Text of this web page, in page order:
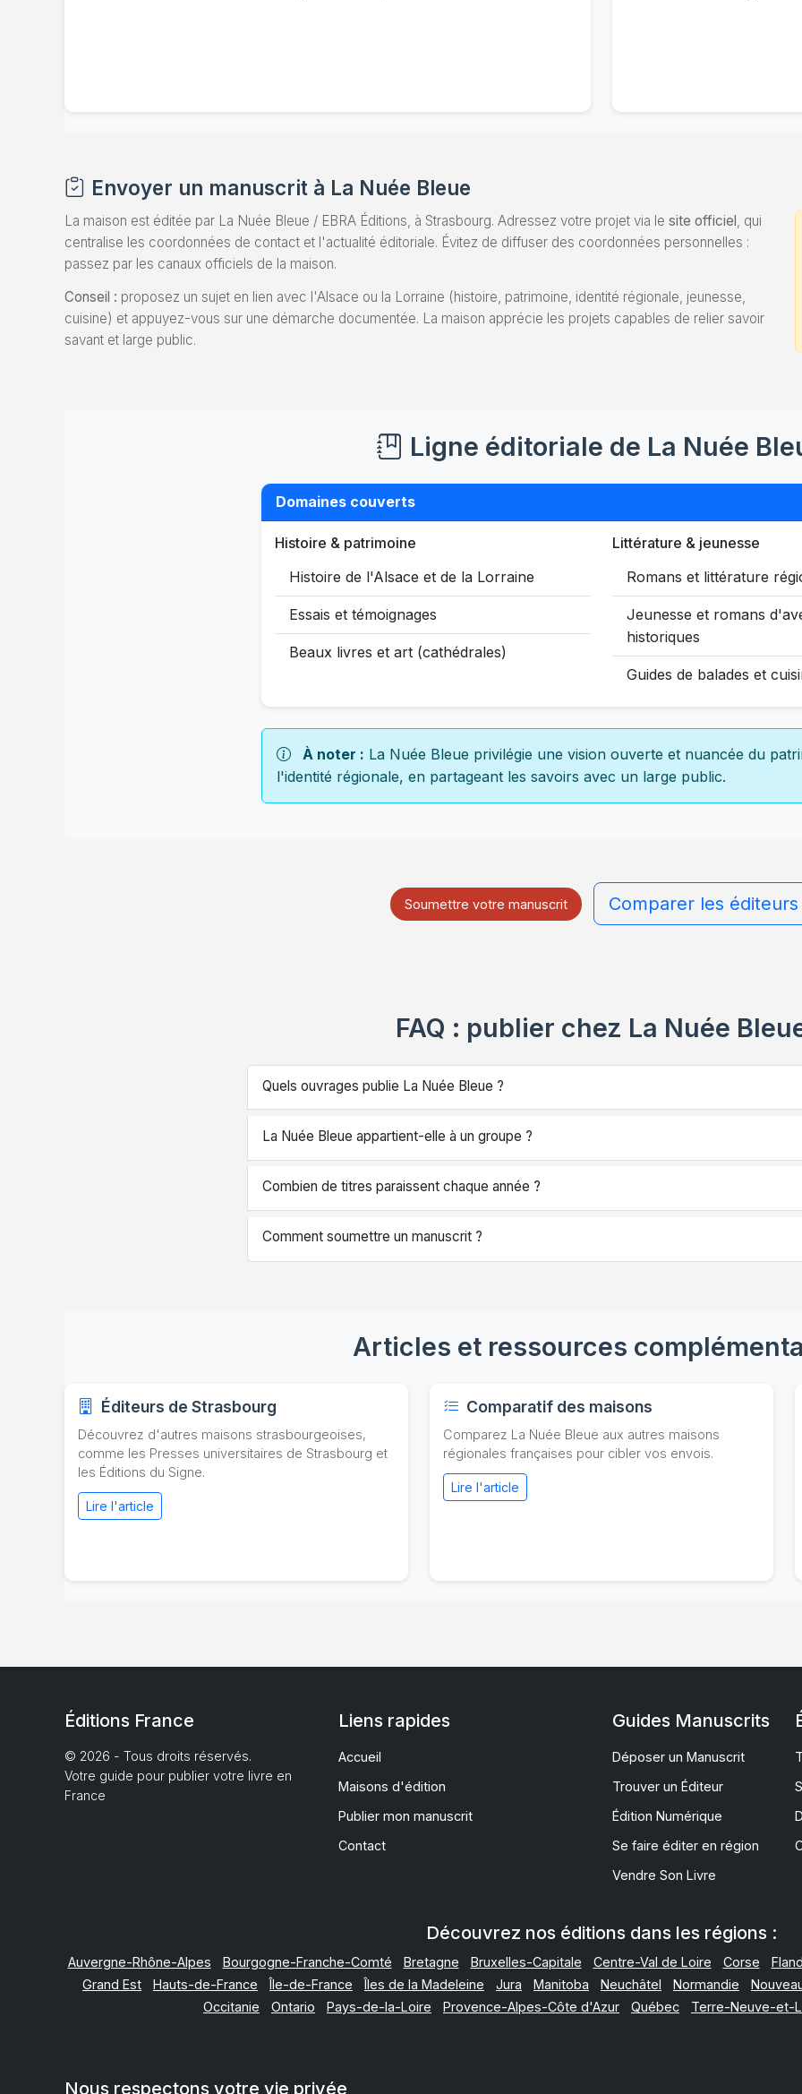
Envoyer un manuscrit à La Nuée Bleue
La maison est éditée par La Nuée Bleue / EBRA Éditions, à Strasbourg. Adressez votre projet via le site officiel , qui
centralise les coordonnées de contact et l'actualité éditoriale. Évitez de diffuser des coordonnées personnelles :
passez par les canaux officiels de la maison.
Conseil : proposez un sujet en lien avec l'Alsace ou la Lorraine (histoire, patrimoine, identité régionale, jeunesse,
cuisine) et appuyez-vous sur une démarche documentée. La maison apprécie les projets capables de relier savoir
savant et large public.
Ligne éditoriale de La Nuée
Domaines couverts
Histoire & patrimoine
Histoire de l'Alsace et de la Lorraine
Essais et témoignages
Beaux livres et art (cathédrales)
Littérature & jeunesse
Romans et littérature
Jeunesse et romans
historiques
Guides de balades et
À noter : La Nuée Bleue privilégie une vision ouverte et nuancée du
l'identité régionale, en partageant les savoirs avec un large public.
Soumettre votre manuscrit Comparer les éditeurs
FAQ : publier chez La Nuée
Quels ouvrages publie La Nuée Bleue ?
La Nuée Bleue appartient-elle à un groupe ?
Combien de titres paraissent chaque année ?
Comment soumettre un manuscrit ?
Articles et ressources
Éditeurs de Strasbourg
Découvrez d'autres maisons strasbourgeoises,
comme les Presses universitaires de Strasbourg et
les Éditions du Signe.
Lire l'article
Comparatif des maisons
Comparez La Nuée Bleue aux autres maisons
régionales françaises pour cibler vos envois.
Lire l'article
Éditions France
© 2026 - Tous droits réservés.
Votre guide pour publier votre livre en
France
Liens rapides
Accueil
Maisons d'édition
Publier mon manuscrit
Contact
Guides Manuscrits
Déposer un Manuscrit
Trouver un Éditeur
Édition Numérique
Se faire éditer en région
Vendre Son Livre
Découvrez nos éditions dans les régions :
Auvergne-Rhône-Alpes Bourgogne-Franche-Comté Bretagne Bruxelles-Capitale Centre-Val de Loire Corse
Grand Est
Hauts-de-France Île-de-France Îles de la Madeleine Jura Manitoba Neuchâtel Normandie
Occitanie
Ontario Pays-de-la-Loire Provence-Alpes-Côte d'Azur Québec Terre-Neuve-et-
Nous respectons votre vie privée